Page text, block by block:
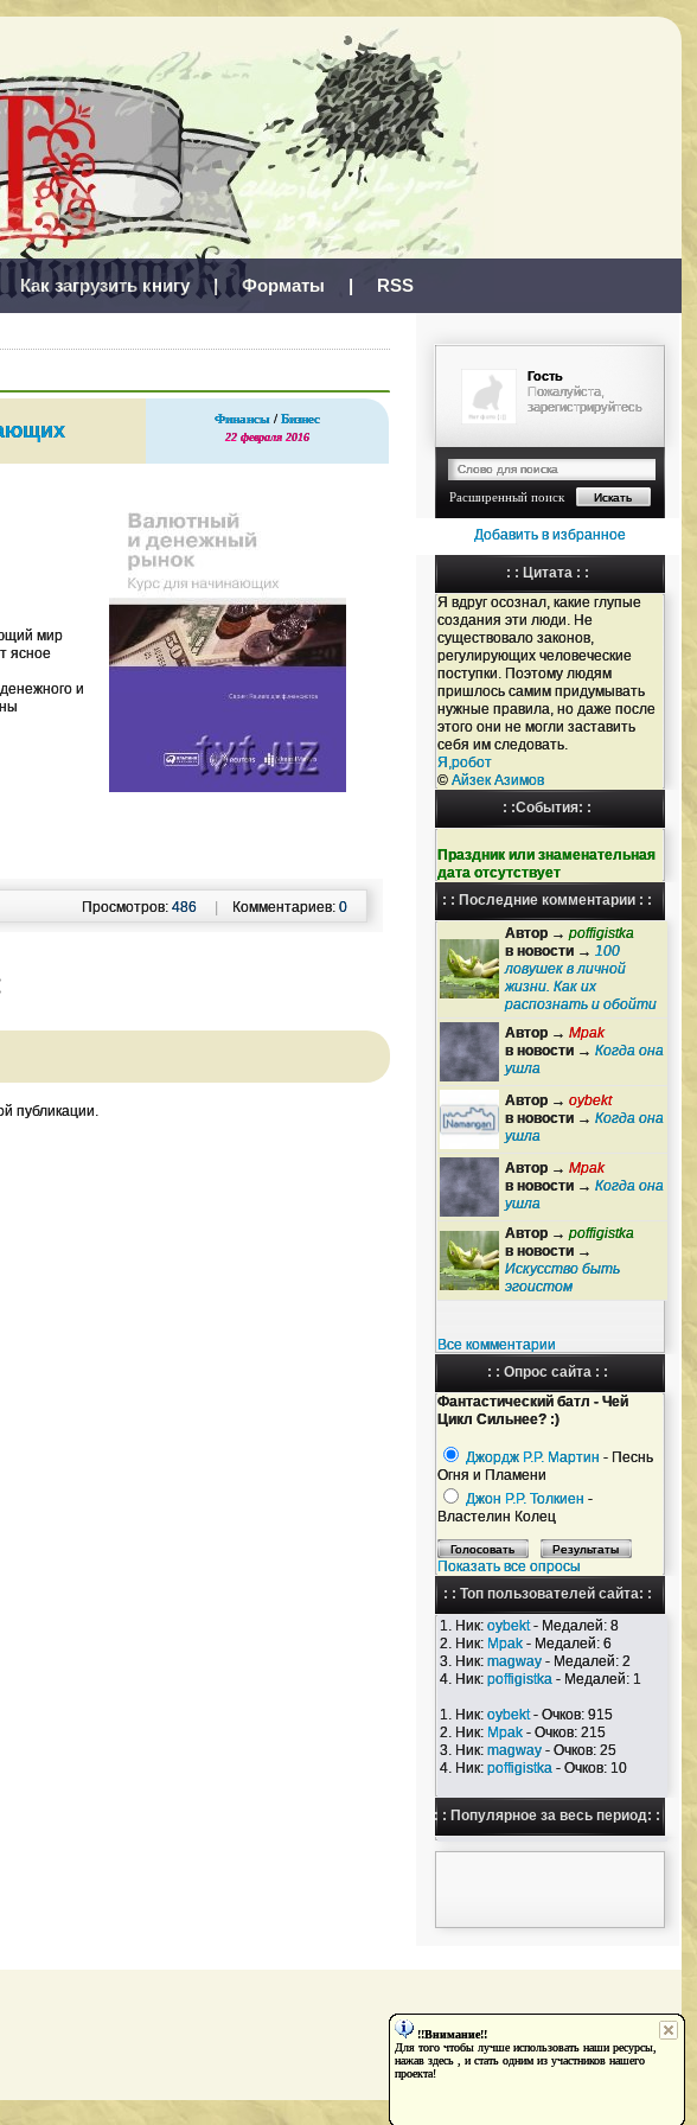
!!Внимание!!
Для того чтобы лучше использовать наши ресурсы,
нажав здесь , и стать одним из участников нашего
проекта!
Как загрузить книгу | Форматы | RSS
Гость
Пожалуйста,
зарегистрируйтесь
Расширенный поиск
Добавить в избранное
: : Цитата : :
Я вдруг осознал, какие глупые
создания эти люди. Не
существовало законов,
регулирующих человеческие
поступки. Поэтому людям
пришлось самим придумывать
нужные правила, но даже после
этого они не могли заставить
себя им следовать.
Я,робот
© Айзек Азимов
: :События: :
Праздник или знаменательная
дата отсутствует
: : Последние комментарии : :
Автор → poffigistka
в новости → 100
ловушек в личной
жизни. Как их
распознать и обойти
Автор → Mpak
в новости → Когда она
ушла
Автор → oybekt
в новости → Когда она
ушла
Автор → Mpak
в новости → Когда она
ушла
Автор → poffigistka
в новости →
Искусство быть
эгоистом
Все комментарии
: : Опрос сайта : :
Фантастический батл - Чей
Цикл Сильнее? :)
Джордж Р.Р. Мартин - Песнь
Огня и Пламени
Джон Р.Р. Толкиен -
Властелин Колец
Показать все опросы
: : Топ пользователей сайта: :
1. Ник: oybekt- Медалей: 8
2. Ник: Mpak- Медалей: 6
3. Ник: magway- Медалей: 2
4. Ник: poffigistka- Медалей: 1
1. Ник: oybekt- Очков: 915
2. Ник: Mpak- Очков: 215
3. Ник: magway- Очков: 25
4. Ник: poffigistka- Очков: 10
: : Популярное за весь период: :
Финансы /Бизнес
22 февраля 2016
мир
ясное
и
Комментариев: 0
Просмотров: 486
публикации.